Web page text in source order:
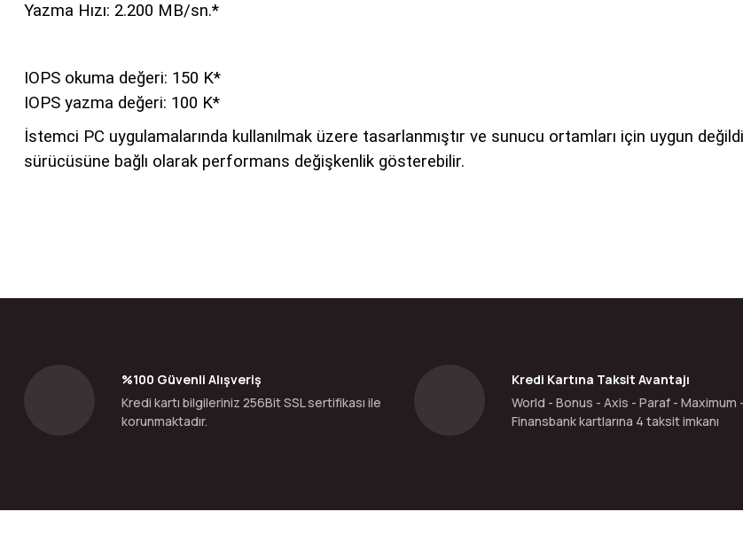
Yazma Hızı: 2.200 MB/sn.*
IOPS okuma değeri: 150 K*
IOPS yazma değeri: 100 K*
İstemci PC uygulamalarında kullanılmak üzere tasarlanmıştır ve sunucu ortamları için uygun
sürücüsüne bağlı olarak performans değişkenlik gösterebilir.
Ürün fiyatı diğer sitelerden daha pahalı.
Bu ürüne benzer farklı alternatifler olmalı.
%100 Güvenli Alışveriş
Kredi kartı bilgileriniz 256Bit SSL sertifikası ile
korunmaktadır.
Kredi Kartına Taksit Avantajı
World - Bonus - Axis - Paraf - Maximum
Finansbank kartlarına 4 taksit imkanı